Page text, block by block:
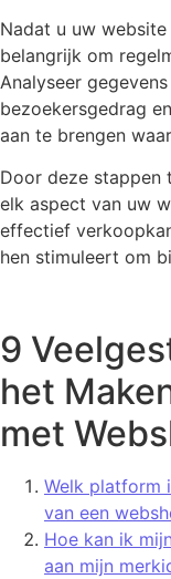
Nadat u uw
belangrijk om
Analyseer
bezoekersgedrag
aan te brengen
Door deze stappen
elk aspect van uw
effectief
hen stimuleert om
9
het
met
Welk platform
van een
Hoe kan ik
aan mijn